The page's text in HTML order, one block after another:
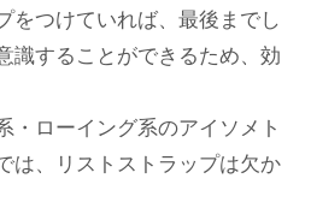
をつけていれば、最後までし
識することができるため、効
・ローイング系のアイソメト
は、リストストラップは欠か